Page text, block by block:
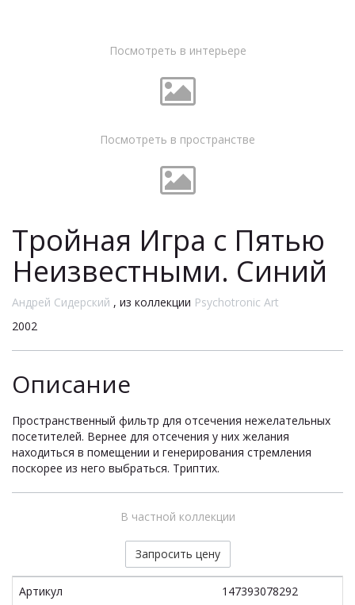
Посмотреть в интерьере
Посмотреть в пространстве
Тройная Игра с Пятью
Неизвестными. Синий
Андрей Сидерский , из коллекции Psychotronic Art
2002
Описание
Пространственный фильтр для отсечения нежелательных
посетителей. Вернее для отсечения у них желания
находиться в помещении и генерирования стремления
поскорее из него выбраться. Триптих.
В частной коллекции
Запросить цену
Артикул
147393078292